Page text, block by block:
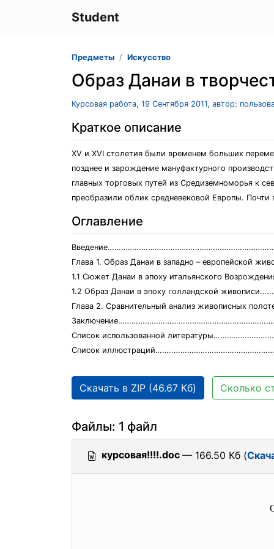
Student
Предметы Искусство
Образ Данаи в
Курсовая работа, 19 Сентября 2011, автор:
Краткое описание
XV и XVI столетия были временем больших
позднее и зарождение мануфактурного
главных торговых путей из Средиземноморья к
преобразили облик средневековой Европы. Почти
Оглавление
Глава 1. Образ Данаи в западно – европейской
1.1 Сюжет Данаи в эпоху итальянского
1.2 Образ Данаи в эпоху голландской
Глава 2. Сравнительный анализ
Список использованной
Список
Скачать в ZIP (46.67 Кб) Сколько
Файлы: 1 файл
курсовая!!!!.doc — 166.50 Кб (